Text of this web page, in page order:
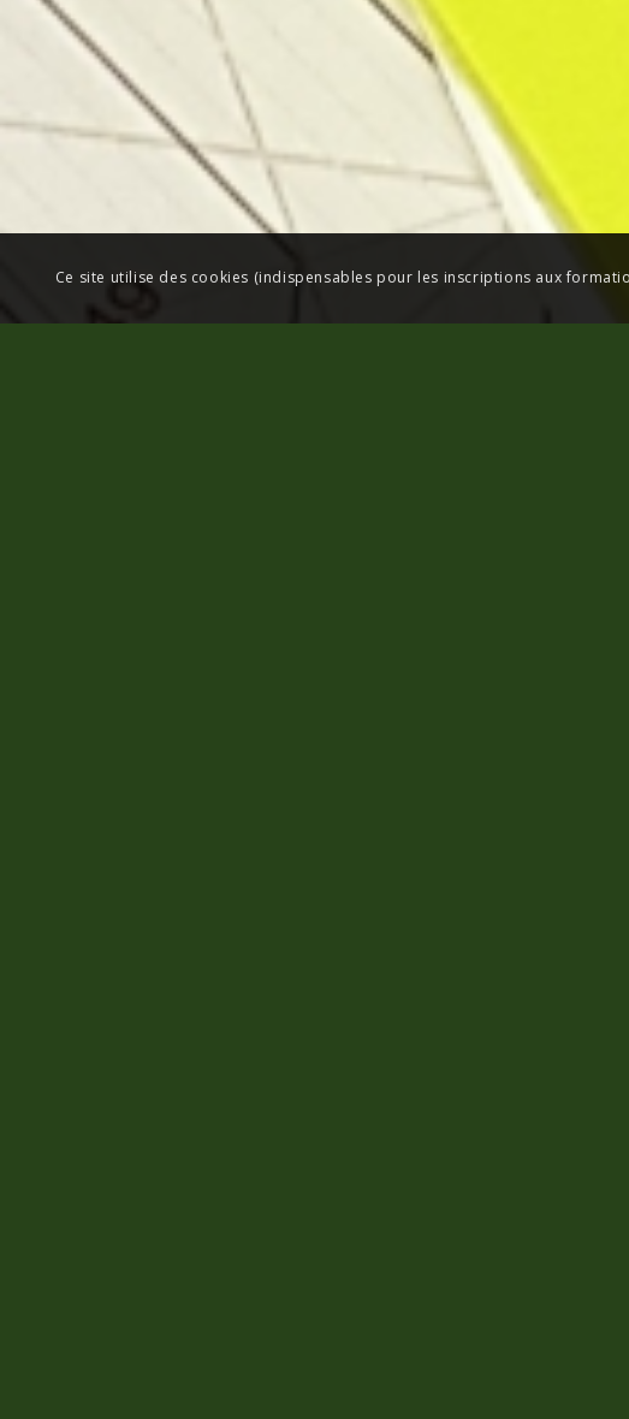
Ce site utilise des cookies (indispensables pour les inscriptions aux